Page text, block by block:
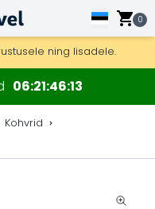
0
24 tunni
puidust kaartide ja
ning lisadele.
06 21 46 13
Kohvrid